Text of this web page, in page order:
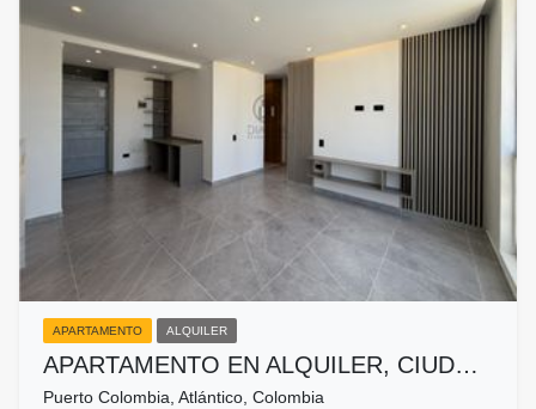
APARTAMENTO ALQUILER
APARTAMENTO EN ALQUILER, CIUD…
Puerto Colombia, Atlántico, Colombia